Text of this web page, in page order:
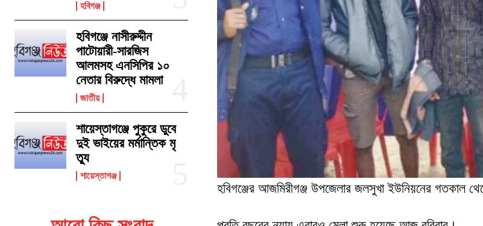
হবিগঞ্জ
হবিগঞ্জে নাসীরুদ্দীন
পাটোয়ারী-সারজিস
আলমসহ এনসিপির ১০
নেতার বিরুদ্ধে মামলা
জাতীয়
শায়েস্তাগঞ্জে পুকুরে ডুবে
দুই ভাইয়ের মর্মান্তিক মৃ
ত্যু
শায়েস্তাগঞ্জ
হবিগঞ্জের আজমিরীগঞ্জ উপজেলার জলসুখা ইউনিয়নের গতকাল